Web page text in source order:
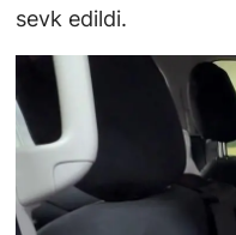
sevk edildi.